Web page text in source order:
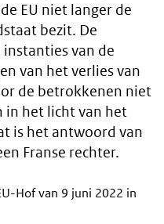
EU niet langer de
bezit. De
van de
van het verlies van
de betrokkenen niet
in het licht van het
is het antwoord van
Franse rechter.
Hof van 9 juni 2022 in